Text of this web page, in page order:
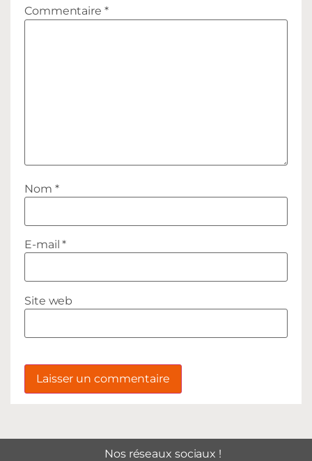
Commentaire *
Nom *
E-mail*
Site web
Nos réseaux sociaux !